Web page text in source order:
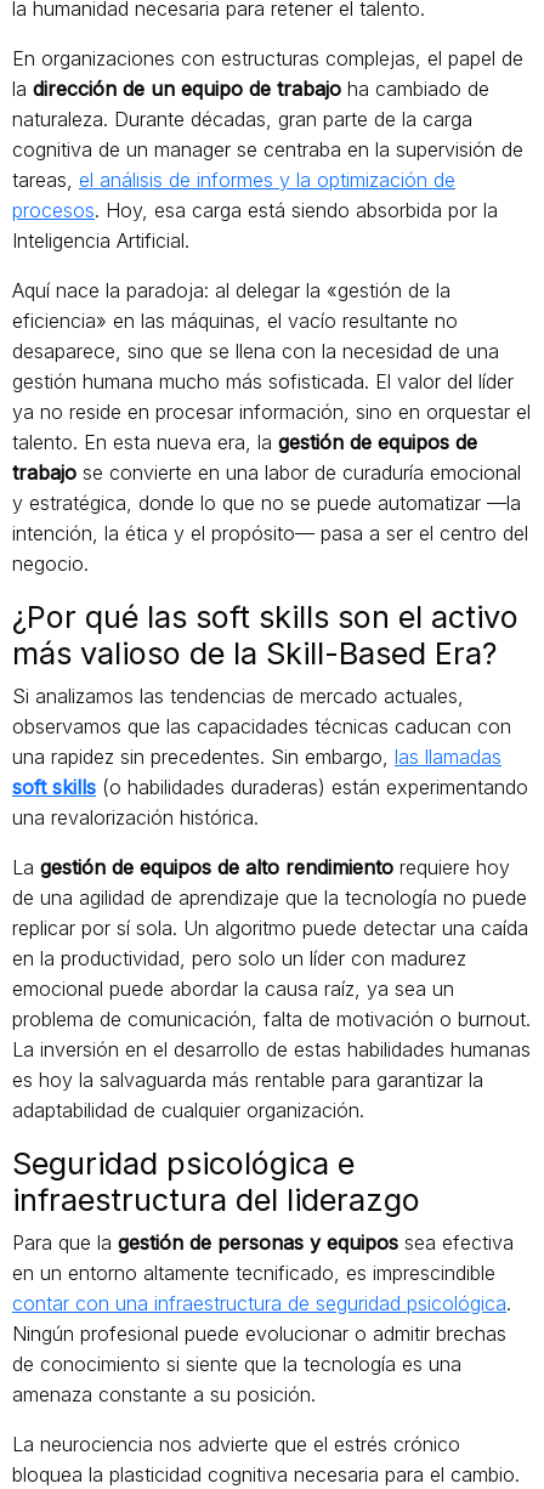
la humanidad necesaria para retener el talento.
En organizaciones con estructuras complejas, el papel de
la dirección de un equipo de trabajo ha cambiado de
naturaleza. Durante décadas, gran parte de la carga
cognitiva de un manager se centraba en la supervisión de
tareas, el análisis de informes y la optimización de
procesos. Hoy, esa carga está siendo absorbida por la
Inteligencia Artificial.
Aquí nace la paradoja: al delegar la «gestión de la
eficiencia» en las máquinas, el vacío resultante no
desaparece, sino que se llena con la necesidad de una
gestión humana mucho más sofisticada. El valor del líder
ya no reside en procesar información, sino en orquestar el
talento. En esta nueva era, la gestión de equipos de
trabajo se convierte en una labor de curaduría emocional
y estratégica, donde lo que no se puede automatizar —la
intención, la ética y el propósito— pasa a ser el centro del
negocio.
¿Por qué las soft skills son el activo
más valioso de la Skill-Based Era?
Si analizamos las tendencias de mercado actuales,
observamos que las capacidades técnicas caducan con
una rapidez sin precedentes. Sin embargo, las llamadas
soft skills (o habilidades duraderas) están experimentando
una revalorización histórica.
La gestión de equipos de alto rendimiento requiere hoy
de una agilidad de aprendizaje que la tecnología no puede
replicar por sí sola. Un algoritmo puede detectar una caída
en la productividad, pero solo un líder con madurez
emocional puede abordar la causa raíz, ya sea un
problema de comunicación, falta de motivación o burnout.
La inversión en el desarrollo de estas habilidades humanas
es hoy la salvaguarda más rentable para garantizar la
adaptabilidad de cualquier organización.
Seguridad psicológica e
infraestructura del liderazgo
Para que la gestión de personas y equipos sea efectiva
en un entorno altamente tecnificado, es imprescindible
contar con una infraestructura de seguridad psicológica.
Ningún profesional puede evolucionar o admitir brechas
de conocimiento si siente que la tecnología es una
amenaza constante a su posición.
La neurociencia nos advierte que el estrés crónico
bloquea la plasticidad cognitiva necesaria para el cambio.